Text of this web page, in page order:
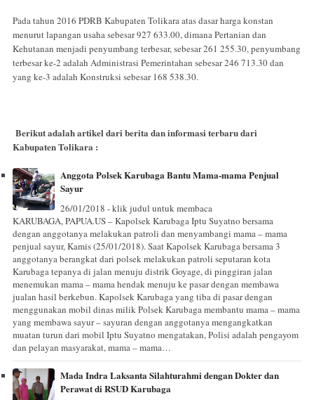
Pada tahun 2016 PDRB Kabupaten Tolikara atas dasar harga konstan
menurut lapangan usaha sebesar 927 633.00, dimana Pertanian dan
Kehutanan menjadi penyumbang terbesar, sebesar 261 255.30, penyumbang
terbesar ke-2 adalah Administrasi Pemerintahan sebesar 246 713.30 dan
yang ke-3 adalah Konstruksi sebesar 168 538.30.
Berikut adalah artikel dari berita dan informasi terbaru dari
Kabupaten Tolikara :
Anggota Polsek Karubaga Bantu Mama-mama Penjual
Sayur
26/01/2018 - klik judul untuk membaca
KARUBAGA, PAPUA.US – Kapolsek Karubaga Iptu Suyatno bersama
dengan anggotanya melakukan patroli dan menyambangi mama – mama
penjual sayur, Kamis (25/01/2018). Saat Kapolsek Karubaga bersama 3
anggotanya berangkat dari polsek melakukan patroli seputaran kota
Karubaga tepanya di jalan menuju distrik Goyage, di pinggiran jalan
menemukan mama – mama hendak menuju ke pasar dengan membawa
jualan hasil berkebun. Kapolsek Karubaga yang tiba di pasar dengan
menggunakan mobil dinas milik Polsek Karubaga membantu mama – mama
yang membawa sayur – sayuran dengan anggotanya mengangkatkan
muatan turun dari mobil Iptu Suyatno mengatakan, Polisi adalah pengayom
dan pelayan masyarakat, mama – mama…
Mada Indra Laksanta Silahturahmi dengan Dokter dan
Perawat di RSUD Karubaga